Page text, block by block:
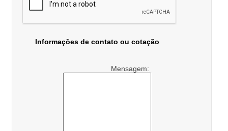
Informações de contato ou cotação
Mensagem: